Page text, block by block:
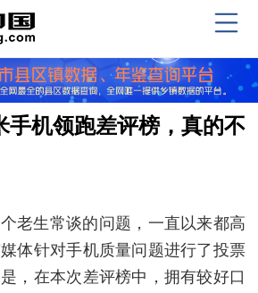
手机领跑差评榜，真的不
老生常谈的问题，一直以来都高
体针对手机质量问题进行了投票
，在本次差评榜中，拥有较好口